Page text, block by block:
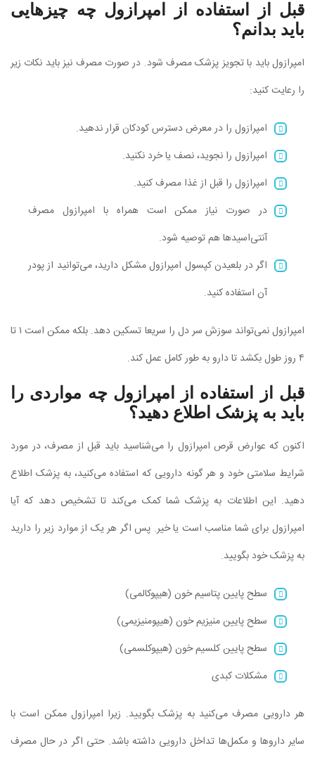
قبل از استفاده از امپرازول چه چیزهایی
باید بدانم؟
امپرازول باید با تجویز پزشک مصرف شود. در صورت مصرف نیز باید نکات زیر
را رعایت کنید:
امپرازول را در معرض دسترس کودکان قرار ندهید.
امپرازول را نجوید، نصف یا خرد نکنید.
امپرازول را قبل از غذا مصرف کنید.
در صورت نیاز ممکن است همراه با امپرازول مصرف
آنتی‌اسیدها هم توصیه شود.
اگر در بلعیدن کپسول امپرازول مشکل دارید، می‌توانید از پودر
آن استفاده کنید.
امپرازول نمی‌تواند سوزش سر دل را سریعا تسکین دهد. بلکه ممکن است ۱ تا
۴ روز طول بکشد تا دارو به طور کامل عمل کند.
قبل از استفاده از امپرازول چه مواردی را
باید به پزشک اطلاع دهید؟
اکنون که عوارض قرص امپرازول را می‌شناسید باید قبل از مصرف، در مورد
شرایط سلامتی خود و هر گونه دارویی که استفاده می‌کنید، به پزشک اطلاع
دهید. این اطلاعات به پزشک شما کمک می‌کند تا تشخیص دهد که آیا
امپرازول برای شما مناسب است یا خیر. پس اگر هر یک از موارد زیر را دارید
به پزشک خود بگویید.
سطح پایین پتاسیم خون (هیپوکالمی)
سطح پایین منیزیم خون (هیپومنیزیمی)
سطح پایین کلسیم خون (هیپوکلسمی)
مشکلات کبدی
هر دارویی مصرف می‌کنید به پزشک بگویید. زیرا امپرازول ممکن است با
سایر داروها و مکمل‌ها تداخل دارویی داشته باشد. حتی اگر در حال مصرف